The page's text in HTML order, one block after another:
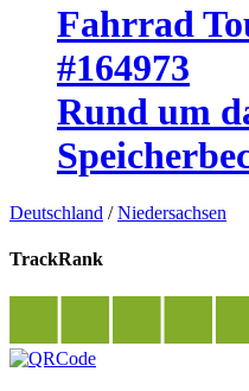
Fahrrad
#164973
Rund um
Deutschland /Niedersachsen
TrackRank